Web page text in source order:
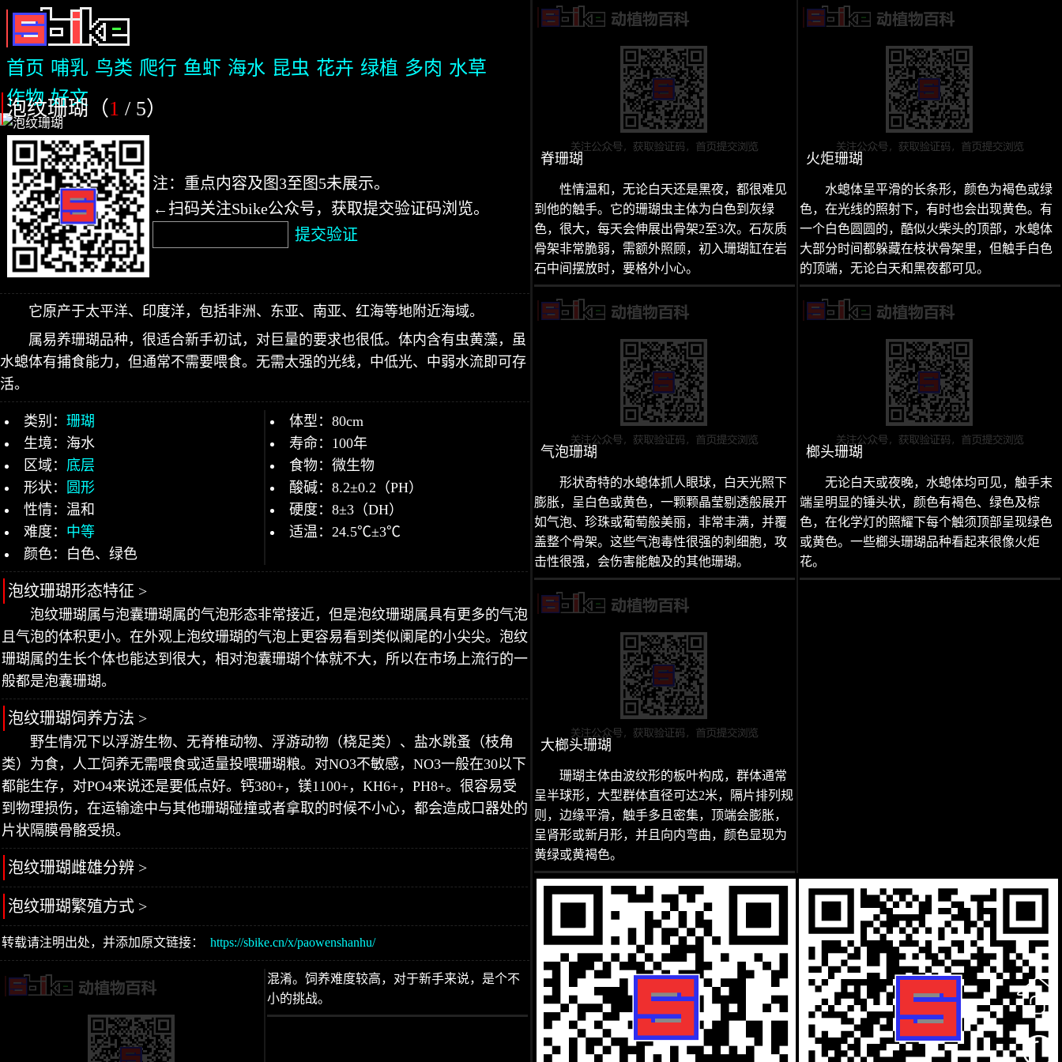
首页 哺乳 鸟类 爬行 鱼虾 海水 昆虫 花卉 绿植 多肉 水草
作物 好文
泡纹珊瑚（1 / 5）
注：重点内容及图3至图5未展示。
←扫码关注Sbike公众号，获取提交验证码浏览。
提交验证
它原产于太平洋、印度洋，包括非洲、东亚、南亚、红海等地附近海域。
属易养珊瑚品种，很适合新手初试，对巨量的要求也很低。体内含有虫黄藻，虽
水螅体有捕食能力，但通常不需要喂食。无需太强的光线，中低光、中弱水流即可存
活。
类别： 珊瑚
生境：海水
区域： 底层
形状：
圆形
性情：温和
难度： 中等
颜色：白色、绿色
体型：80cm
寿命：100年
食物：微生物
酸碱：8.2±0.2（PH）
硬度：8±3（DH）
适温：24.5℃±3℃
泡纹珊瑚形态特征 >
泡纹珊瑚属与泡囊珊瑚属的气泡形态非常接近，但是泡纹珊瑚属具有更多的气泡
且气泡的体积更小。在外观上泡纹珊瑚的气泡上更容易看到类似阑尾的小尖尖。泡纹
珊瑚属的生长个体也能达到很大，相对泡囊珊瑚个体就不大，所以在市场上流行的一
般都是泡囊珊瑚。
泡纹珊瑚饲养方法 >
野生情况下以浮游生物、无脊椎动物、浮游动物（桡足类）、盐水跳蚤（枝角
类）为食，人工饲养无需喂食或适量投喂珊瑚粮。对NO3不敏感，NO3一般在30以下
都能生存，对PO4来说还是要低点好。钙380+，镁1100+，KH6+，PH8+。很容易受
到物理损伤，在运输途中与其他珊瑚碰撞或者拿取的时候不小心，都会造成口器处的
片状隔膜骨骼受损。
泡纹珊瑚雌雄分辨 >
泡纹珊瑚繁殖方式 >
转载请注明出处，并添加原文链接： https://sbike.cn/x/paowenshanhu/
混淆。饲养难度较高，对于新手来说，是个不
小的挑战。
脊珊瑚
性情温和，无论白天还是黑夜，都很难见
到他的触手。它的珊瑚虫主体为白色到灰绿
色，很大，每天会伸展出骨架2至3次。石灰质
骨架非常脆弱，需额外照顾，初入珊瑚缸在岩
石中间摆放时，要格外小心。
气泡珊瑚
形状奇特的水螅体抓人眼球，白天光照下
膨胀，呈白色或黄色，一颗颗晶莹剔透般展开
如气泡、珍珠或葡萄般美丽，非常丰满，并覆
盖整个骨架。这些气泡毒性很强的刺细胞，攻
击性很强，会伤害能触及的其他珊瑚。
大榔头珊瑚
珊瑚主体由波纹形的板叶构成，群体通常
呈半球形，大型群体直径可达2米，隔片排列规
则，边缘平滑，触手多且密集，顶端会膨胀，
呈肾形或新月形，并且向内弯曲，颜色显现为
黄绿或黄褐色。
火炬珊瑚
水螅体呈平滑的长条形，颜色为褐色或绿
色，在光线的照射下，有时也会出现黄色。有
一个白色圆圆的，酷似火柴头的顶部，水螅体
大部分时间都躲藏在枝状骨架里，但触手白色
的顶端，无论白天和黑夜都可见。
榔头珊瑚
无论白天或夜晚，水螅体均可见，触手末
端呈明显的锤头状，颜色有褐色、绿色及棕
色，在化学灯的照耀下每个触须顶部呈现绿色
或黄色。一些榔头珊瑚品种看起来很像火炬
花。